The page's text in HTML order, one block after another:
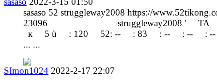
sasaso 52 struggleway2008 https://
23096 struggleway2008 '
к 5 ù : 120 52: -- : 83 : -- : -- :
... ...
SImon1024 2022-2-17 22:07